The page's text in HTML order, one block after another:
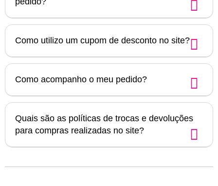
Como utilizo um cupom de desconto no site?
Como acompanho o meu pedido?
Quais são as políticas de trocas e devoluções
para compras realizadas no site?